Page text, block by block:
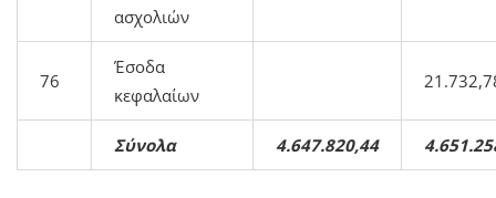
ασχολιών
76
Έσοδα
κεφαλαίων
Σύνολα 4.647.820,44